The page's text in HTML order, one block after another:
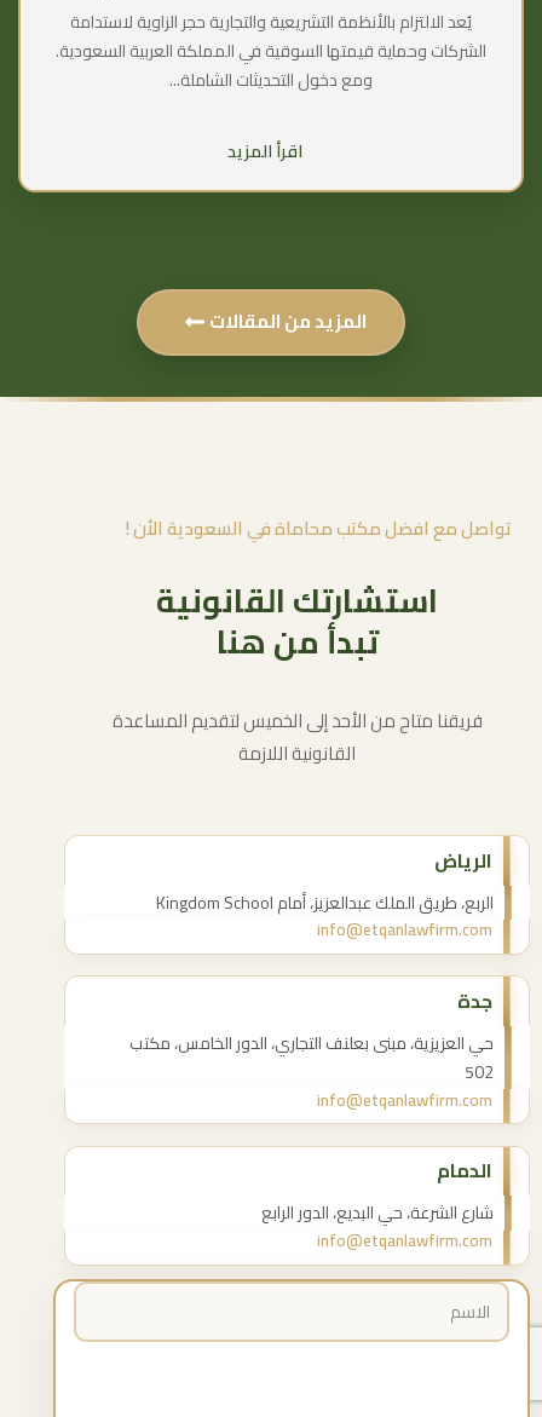
يُعد الالتزام بالأنظمة التشريعية والتجارية حجر الزاوية لاستدامة
الشركات وحماية قيمتها السوقية في المملكة العربية السعودية.
ومع دخول التحديثات الشاملة...
اقرأ المزيد
المزيد من المقالات
تواصل مع افضل مكتب محاماة في السعودية الأن !
تبدأ من هنا
فريقنا متاح من الأحد إلى الخميس لتقديم المساعدة
القانونية اللازمة
الرياض
الربع، طريق الملك عبدالعزيز، أمام Kingdom School
info@etqanlawfirm.com
جدة
حي العزيزية، مبنى بعلنف التجاري، الدور الخامس، مكتب
502
info@etqanlawfirm.com
الدمام
شارع الشرعة، حي البديع، الدور الرابع
info@etqanlawfirm.com